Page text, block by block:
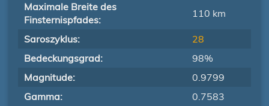
Maximale Breite des
Finsternispfades:
110 km
Saroszyklus:
28
Bedeckungsgrad:
98%
Magnitude:
0.9799
Gamma:
0.7583